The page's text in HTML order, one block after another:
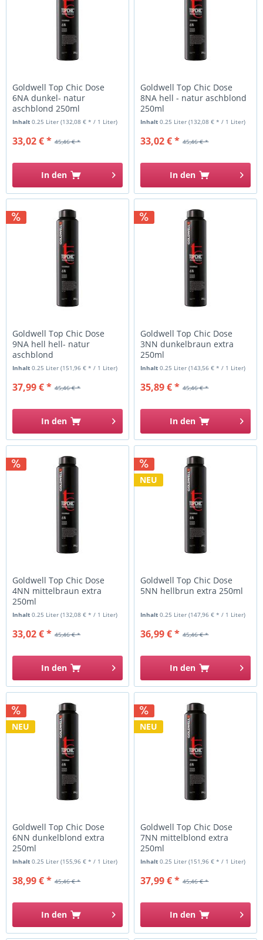
Goldwell Top Chic Dose
6NA dunkel- natur
aschblond 250ml
Inhalt0.25 Liter(132,08 € * / 1 Liter)
45,46 € *
33,02 € *
In den
Goldwell Top Chic Dose
8NA hell - natur aschblond
250ml
Inhalt0.25 Liter(132,08 € * / 1 Liter)
45,46 € *
33,02 € *
In den
Goldwell Top Chic Dose
9NA hell hell- natur
aschblond
Inhalt0.25 Liter(151,96 € * / 1 Liter)
45,46 € *
37,99 € *
In den
Goldwell Top Chic Dose
3NN dunkelbraun extra
250ml
Inhalt0.25 Liter(143,56 € * / 1 Liter)
45,46 € *
35,89 € *
In den
Goldwell Top Chic Dose
4NN mittelbraun extra
250ml
Inhalt0.25 Liter(132,08 € * / 1 Liter)
45,46 € *
33,02 € *
In den
NEU
Goldwell Top Chic Dose
5NN hellbrun extra 250ml
Inhalt0.25 Liter(147,96 € * / 1 Liter)
45,46 € *
36,99 € *
In den
NEU
Goldwell Top Chic Dose
6NN dunkelblond extra
250ml
Inhalt0.25 Liter(155,96 € * / 1 Liter)
45,46 € *
38,99 € *
In den
NEU
Goldwell Top Chic Dose
7NN mittelblond extra
250ml
Inhalt0.25 Liter(151,96 € * / 1 Liter)
45,46 € *
37,99 € *
In den